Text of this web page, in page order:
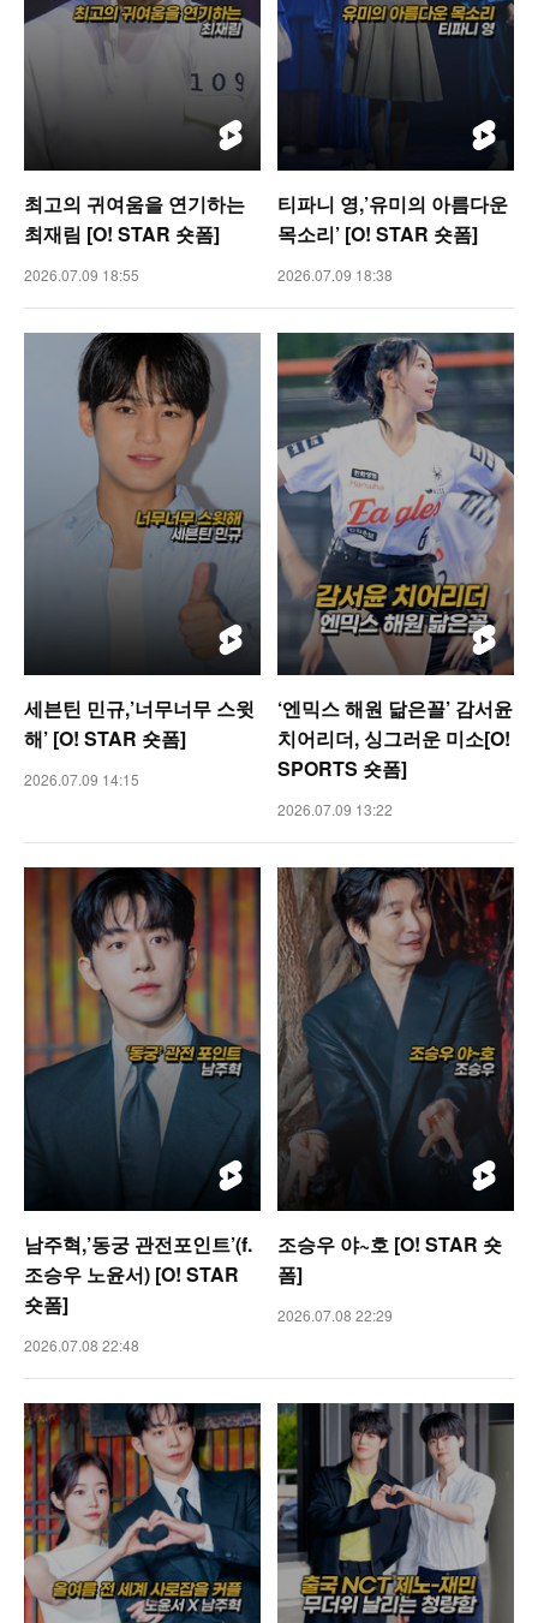
최고의 귀여움을 연기하는
최재림 [O! STAR 숏폼]
2026.07.09 18:55
티파니 영,’유미의 아름다운
목소리’ [O! STAR 숏폼]
2026.07.09 18:38
세븐틴 민규,’너무너무 스윗
해’ [O! STAR 숏폼]
2026.07.09 14:15
‘엔믹스 해원 닮은꼴’ 감서윤
치어리더, 싱그러운 미소[O!
SPORTS 숏폼]
2026.07.09 13:22
남주혁,’동궁 관전포인트’(f.
조승우 노윤서) [O! STAR
숏폼]
2026.07.08 22:48
조승우 야~호 [O! STAR 숏
폼]
2026.07.08 22:29